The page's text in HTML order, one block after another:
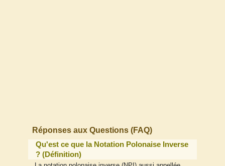
Réponses aux Questions (FAQ)
Qu'est ce que la Notation Polonaise Inverse
? (Définition)